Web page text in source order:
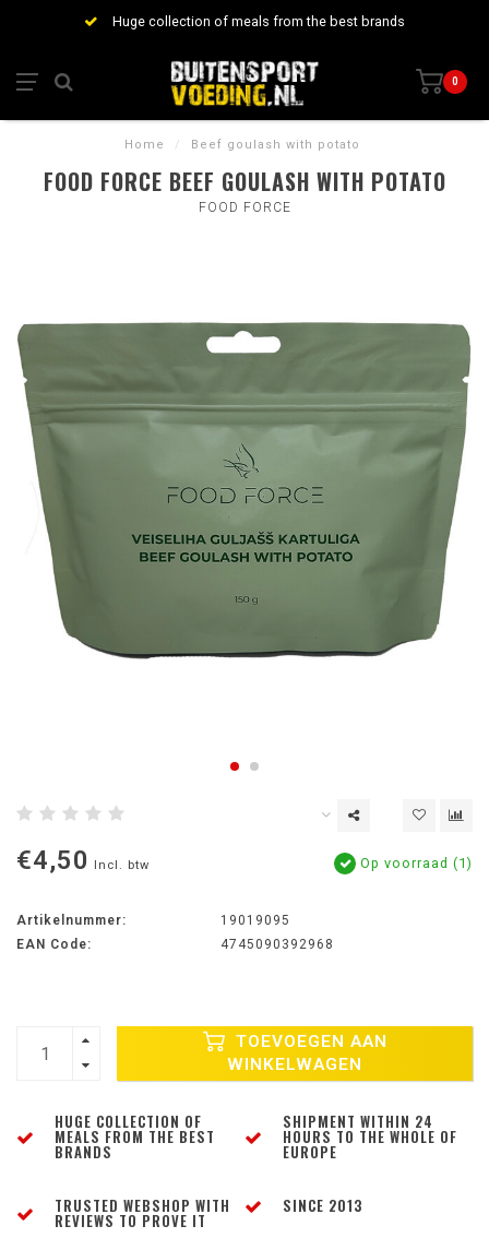
Huge collection of meals from the best brands
0
Home / Beef goulash with potato
FOOD FORCE BEEF GOULASH WITH POTATO
FOOD FORCE
€4,50 Incl. btw Op voorraad (1)
Artikelnummer:
19019095
EAN Code:
4745090392968
TOEVOEGEN AAN
WINKELWAGEN
HUGE COLLECTION OF
MEALS FROM THE BEST
BRANDS
SHIPMENT WITHIN 24
HOURS TO THE WHOLE OF
EUROPE
TRUSTED WEBSHOP WITH
REVIEWS TO PROVE IT
SINCE 2013